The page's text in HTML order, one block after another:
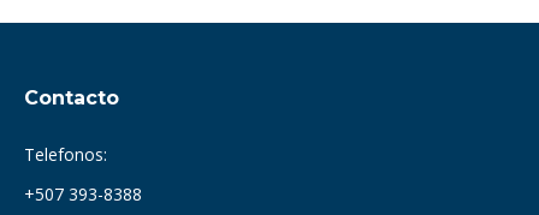
Contacto
Telefonos:
+507 393-8388